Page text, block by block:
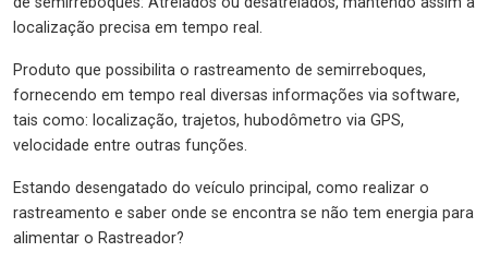
localização precisa em tempo real.
Produto que possibilita o rastreamento de semirreboques,
fornecendo em tempo real diversas informações via software,
tais como: localização, trajetos, hubodômetro via GPS,
velocidade entre outras funções.
Estando desengatado do veículo principal, como realizar o
rastreamento e saber onde se encontra se não tem energia para
alimentar o Rastreador?